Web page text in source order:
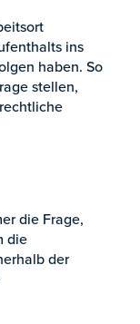
ins
haben. So
stellen,
die Frage,
die
der